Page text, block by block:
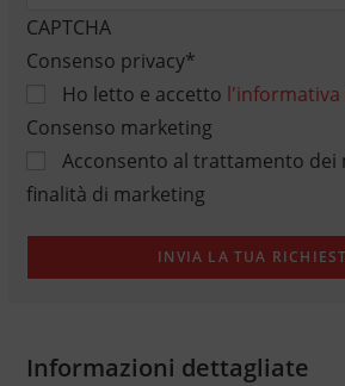
CAPTCHA
Consenso privacy*
Ho letto e accetto l'informativa
Consenso marketing
Acconsento al trattamento dei
finalità di marketing
Informazioni dettagliate